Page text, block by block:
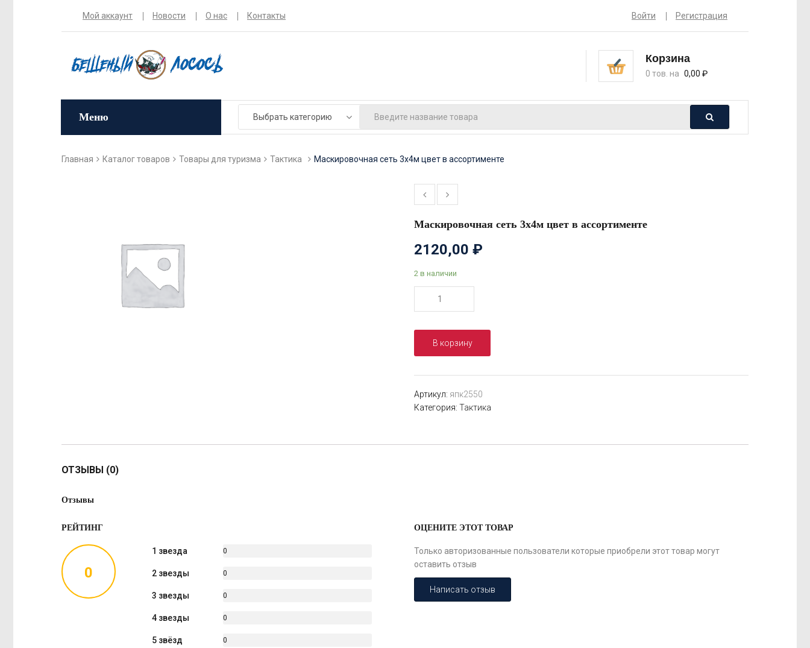
Мой аккаунт Новости О нас Контакты Войти Регистрация
Корзина
0 тов. на 0,00 ₽
Меню
Главная Каталог товаров Товары для туризма Тактика Маскировочная сеть 3х4м цвет в ассортименте
Маскировочная сеть 3х4м цвет в ассортименте
2120,00 ₽
2 в наличии
сеть
цвет
В корзину
Артикул: япк2550
Категория: Тактика
ОТЗЫВЫ (0)
Отзывы
РЕЙТИНГ
0
1 звезда
0
2 звезды
0
3 звезды
0
4 звезды
0
5 звёзд
0
ОЦЕНИТЕ ЭТОТ ТОВАР
Только авторизованные пользователи которые приобрели этот товар могут
оставить отзыв
Написать отзыв